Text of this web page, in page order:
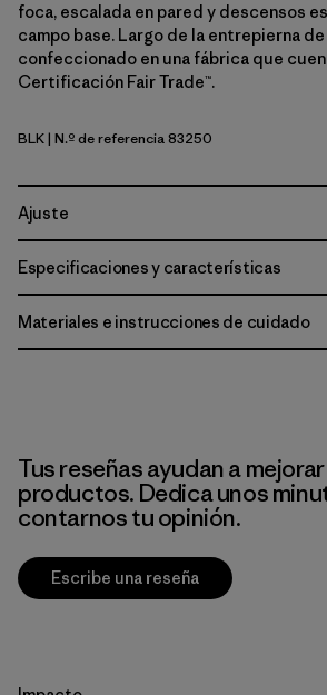
foca, escalada en pared y descensos
campo base. Largo de la entrepierna
confeccionado en una fábrica que
Certificación Fair Trade™.
Black
BLK| N.º de referencia 83250
Ajuste
Especificaciones y características
Materiales e instrucciones de cuidado
Tus reseñas ayudan a
productos. Dedica unos
contarnos tu opinión.
Escribe una reseña